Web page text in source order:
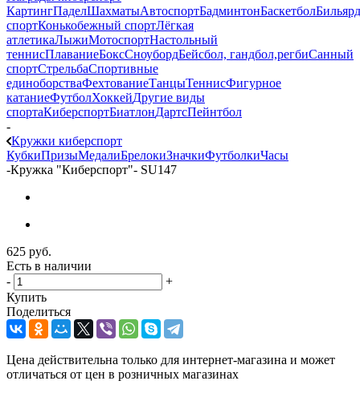
КартингПаделШахматыАвтоспортБадминтонБаскетболБильярд
спортКонькобежный спортЛёгкая
атлетикаЛыжиМотоспортНастольный
теннисПлаваниеБоксСноубордБейсбол, гандбол,регбиСанный
спортСтрельбаСпортивные
единоборстваФехтованиеТанцыТеннисФигурное
катаниеФутболХоккейДругие виды
спортаКиберспортБиатлонДартсПейнтбол
-
Кружки киберспорт
КубкиПризыМедалиБрелокиЗначкиФутболкиЧасы
-Кружка "Киберспорт"- SU147
625 руб.
Есть в наличии
-
+
Купить
Поделиться
Цена действительна только для интернет-магазина и может
отличаться от цен в розничных магазинах